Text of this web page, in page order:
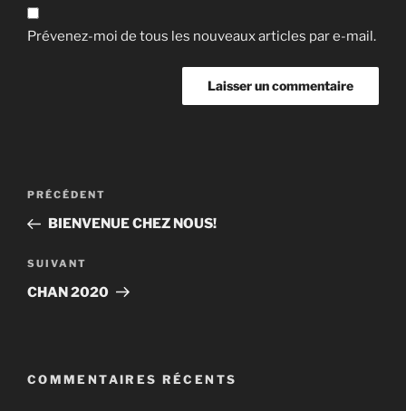
Prévenez-moi de tous les nouveaux articles par e-mail.
Navigation
l’article
Article
précédent
PRÉCÉDENT
BIENVENUE CHEZ NOUS!
Article
suivant
SUIVANT
CHAN 2020
COMMENTAIRES RÉCENTS